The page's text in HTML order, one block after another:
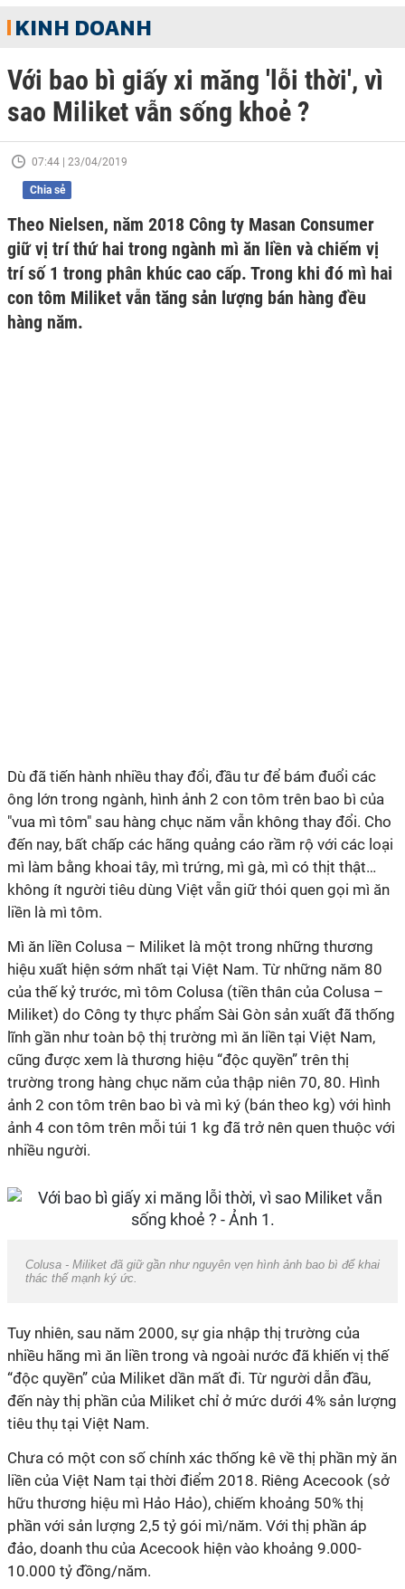
KINH DOANH
Với bao bì giấy xi măng 'lỗi thời', vì
sao Miliket vẫn sống khoẻ ?
07:44 | 23/04/2019
Chia sẻ
Theo Nielsen, năm 2018 Công ty Masan Consumer
giữ vị trí thứ hai trong ngành mì ăn liền và chiếm vị
trí số 1 trong phân khúc cao cấp. Trong khi đó mì hai
con tôm Miliket vẫn tăng sản lượng bán hàng đều
hàng năm.
Dù đã tiến hành nhiều thay đổi, đầu tư để bám đuổi các
ông lớn trong ngành, hình ảnh 2 con tôm trên bao bì của
"vua mì tôm" sau hàng chục năm vẫn không thay đổi. Cho
đến nay, bất chấp các hãng quảng cáo rầm rộ với các loại
mì làm bằng khoai tây, mì trứng, mì gà, mì có thịt thật…
không ít người tiêu dùng Việt vẫn giữ thói quen gọi mì ăn
liền là mì tôm.
Mì ăn liền Colusa – Miliket là một trong những thương
hiệu xuất hiện sớm nhất tại Việt Nam. Từ những năm 80
của thế kỷ trước, mì tôm Colusa (tiền thân của Colusa –
Miliket) do Công ty thực phẩm Sài Gòn sản xuất đã thống
lĩnh gần như toàn bộ thị trường mì ăn liền tại Việt Nam,
cũng được xem là thương hiệu “độc quyền” trên thị
trường trong hàng chục năm của thập niên 70, 80. Hình
ảnh 2 con tôm trên bao bì và mì ký (bán theo kg) với hình
ảnh 4 con tôm trên mỗi túi 1 kg đã trở nên quen thuộc với
nhiều người.
Colusa - Miliket đã giữ gần như nguyên vẹn hình ảnh bao bì để khai
thác thế mạnh ký ức.
Tuy nhiên, sau năm 2000, sự gia nhập thị trường của
nhiều hãng mì ăn liền trong và ngoài nước đã khiến vị thế
“độc quyền” của Miliket dần mất đi. Từ người dẫn đầu,
đến này thị phần của Miliket chỉ ở mức dưới 4% sản lượng
tiêu thụ tại Việt Nam.
Chưa có một con số chính xác thống kê về thị phần mỳ ăn
liền của Việt Nam tại thời điểm 2018. Riêng Acecook (sở
hữu thương hiệu mì Hảo Hảo), chiếm khoảng 50% thị
phần với sản lượng 2,5 tỷ gói mì/năm. Với thị phần áp
đảo, doanh thu của Acecook hiện vào khoảng 9.000-
10.000 tỷ đồng/năm.